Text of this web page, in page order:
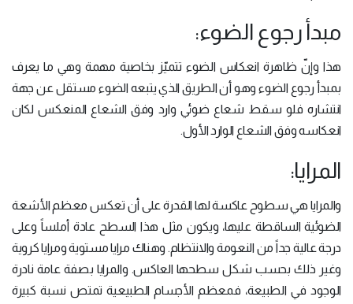
مبدأ رجوع الضوء:
هذا وإنّ ظاهرة انعكاس الضوء تتميّز بخاصية مهمة وهي ما يعرف
بمبدأ رجوع الضوء وهو أن الطريق الذي يتبعه الضوء مستقل عن جهة
انتشاره فلو سقط شعاع ضوئي وارد وفق الشعاع المنعكس لكان
انعكاسه وفق الشعاع الوارد الأول.
المرايا:
والمرايا هي سطوح عاكسة لها القدرة على أن تعكس معظم الأشعة
الضوئية الساقطة عليها، ويكون مثل هذا السطح عادة أملساً وعلى
درجة عالية جداً من النعومة والانتظام. وهناك مرايا مستوية ومرايا كروية
وغير ذلك بحسب شكل سطحها العاكس. والمرايا بصفة عامة نادرة
الوجود في الطبيعة، فمعظم الأجسام الطبيعية تمتص نسبة كبيرة